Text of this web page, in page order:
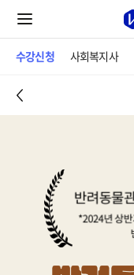
수강신청 사회복지사